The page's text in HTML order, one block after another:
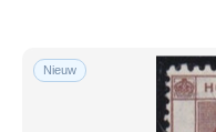
Nieuw